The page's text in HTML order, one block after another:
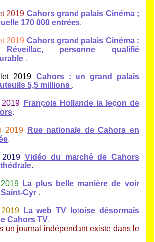
2019 Cahors grand palais Cinéma ;
170 000 entrées.
2019 Cahors grand palais Cinéma :
personne qualifié
.
2019 Cahors : un grand palais
5,5 millions .
2019 François Hollande la leçon de
.
2019
Rue nationale de Cahors en
.
Vidéo du marché de Cahors
.
La plus belle manière de voir
Cyr .
La web TV lotoise désormais
Cahors TV.
un journal indépendant existe dans le